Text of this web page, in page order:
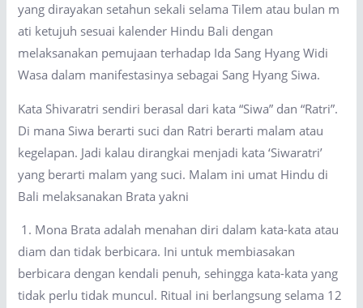
yang dirayakan setahun sekali selama Tilem atau bulan m
ati ketujuh sesuai kalender Hindu Bali dengan
melaksanakan pemujaan terhadap Ida Sang Hyang Widi
Wasa dalam manifestasinya sebagai Sang Hyang Siwa.
Kata Shivaratri sendiri berasal dari kata “Siwa” dan “Ratri”.
Di mana Siwa berarti suci dan Ratri berarti malam atau
kegelapan. Jadi kalau dirangkai menjadi kata ‘Siwaratri’
yang berarti malam yang suci. Malam ini umat Hindu di
Bali melaksanakan Brata yakni
1. Mona Brata adalah menahan diri dalam kata-kata atau
diam dan tidak berbicara. Ini untuk membiasakan
berbicara dengan kendali penuh, sehingga kata-kata yang
tidak perlu tidak muncul. Ritual ini berlangsung selama 12